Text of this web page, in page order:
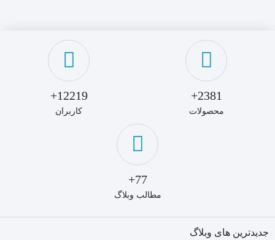
2381+
محصولات
12219+
کاربران
77+
مطالب وبلاگ
جدیدترین های وبلاگ